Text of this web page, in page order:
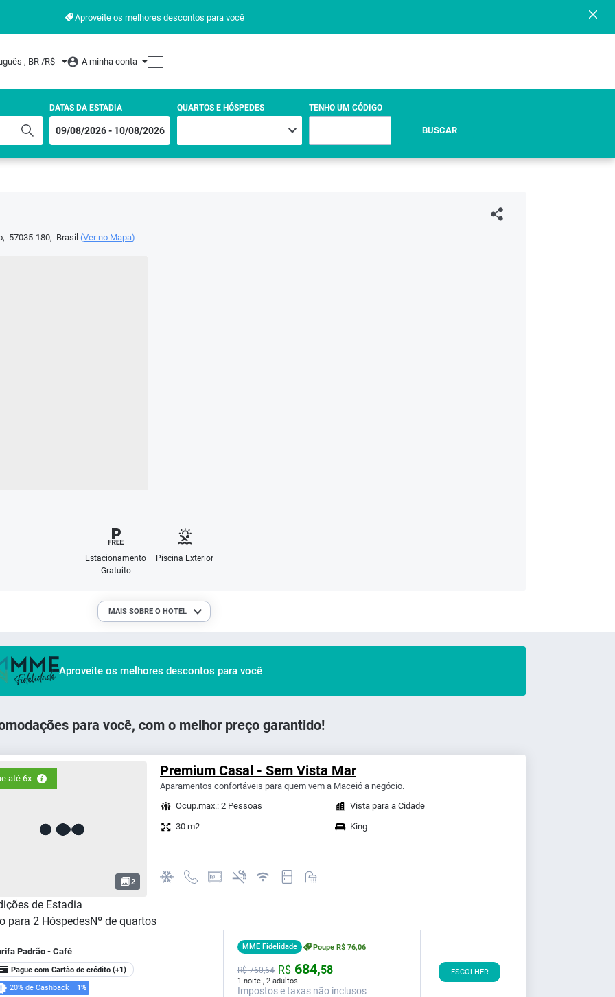
Aproveite os melhores descontos para você
, BR /R$ A minha conta
DATAS DA ESTADIA QUARTOS E HÓSPEDES TENHO UM CÓDIGO
BUSCAR
, 57035-180, Brasil (Ver no Mapa)
Estacionamento
Gratuito
Piscina Exterior
MAIS SOBRE O HOTEL
Aproveite os melhores descontos para você
para você, com o melhor preço garantido!
até 6x
2
Premium Casal - Sem Vista Mar
Aparamentos confortáveis para quem vem a Maceió a negócio.
Ocup.max.: 2 Pessoas
Vista para a Cidade
30 m2
King
de Estadia
para 2 HóspedesNº de quartos
Padrão - Café
Pague com Cartão de crédito (+1)
20% de Cashback 1%
MME Fidelidade PoupeR$ 76,06
1 noite , 2 adultos
R$760,64 R$ 684,58
Impostos e taxas não inclusos
ESCOLHER